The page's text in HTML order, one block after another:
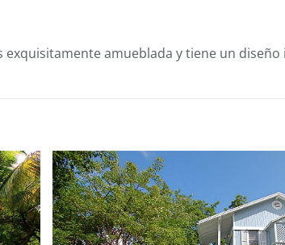
exquisitamente amueblada y tiene un